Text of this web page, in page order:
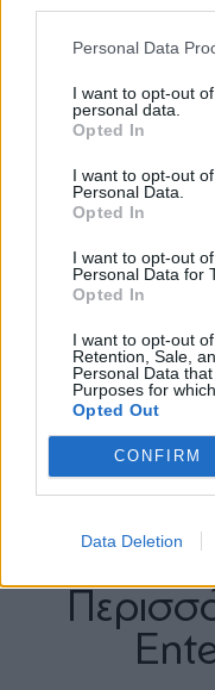
Personal Data
I want to opt-out
personal data.
Opted In
I want to opt-out
Personal Data.
Opted In
I want to opt-out
Personal Data for
Opted In
I want to opt-out
Retention, Sale,
Personal Data
Purposes for
Opted Out
CONFIRM
Data Deletion